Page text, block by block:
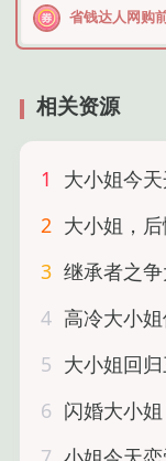
省钱达人网购
相关资源
1
大小姐今天
2 大小姐，
3 继承者之争大
4 高冷大小姐但
5 大小姐回归三个
6 闪婚大小姐，